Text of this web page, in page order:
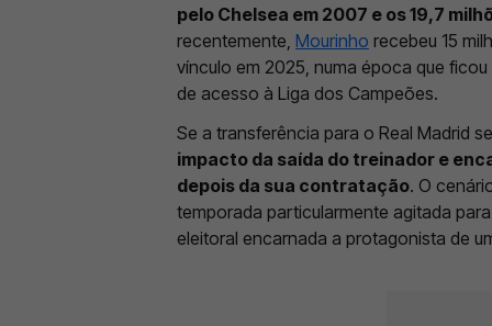
pelo Chelsea em 2007 e os 19,7
recentemente, Mourinho recebeu 15
vínculo em 2025, numa época que
de acesso à Liga dos Campeões.
Se a transferência para o Real Madrid
impacto da saída do treinador e
depois da sua contratação. O
temporada particularmente agitada
eleitoral encarnada a protagonista de